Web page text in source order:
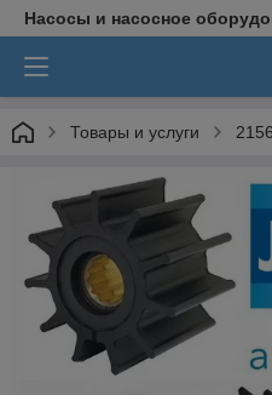
Насосы и насосное
Товары и услуги